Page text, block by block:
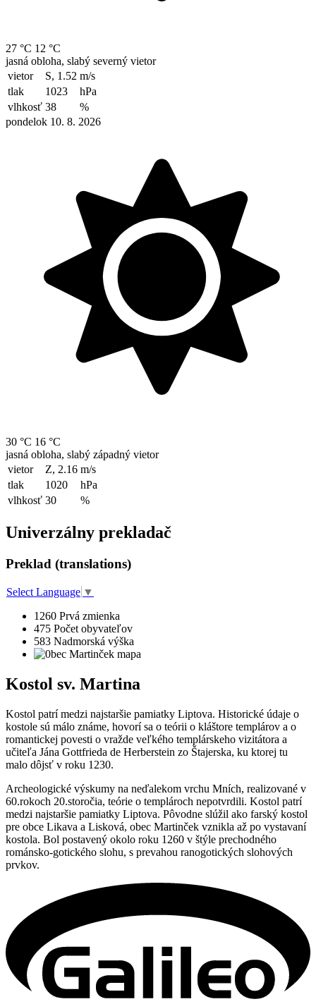
27 °C 12 °C
jasná obloha, slabý severný vietor
vietor
S, 1.52 m/s
tlak
1023
hPa
vlhkosť 38
%
pondelok 10. 8. 2026
30 °C 16 °C
jasná obloha, slabý západný vietor
vietor
Z, 2.16 m/s
tlak
1020
hPa
vlhkosť 30 %
Univerzálny prekladač
Preklad (translations)
Select Language ▼
1260 Prvá zmienka
475 Počet obyvateľov
583 Nadmorská výška
Kostol sv. Martina
Kostol patrí medzi najstaršie pamiatky Liptova. Historické údaje o
kostole sú málo známe, hovorí sa o teórii o kláštore templárov a o
romantickej povesti o vražde veľkého templárskeho vizitátora a
učiteľa Jána Gottfrieda de Herberstein zo Štajerska, ku ktorej tu
malo dôjsť v roku 1230.
Archeologické výskumy na neďalekom vrchu Mních, realizované v
60.rokoch 20.storočia, teórie o templároch nepotvrdili. Kostol patrí
medzi najstaršie pamiatky Liptova. Pôvodne slúžil ako farský kostol
pre obce Likava a Lisková, obec Martinček vznikla až po vystavaní
kostola. Bol postavený okolo roku 1260 v štýle prechodného
románsko-gotického slohu, s prevahou ranogotických slohových
prvkov.